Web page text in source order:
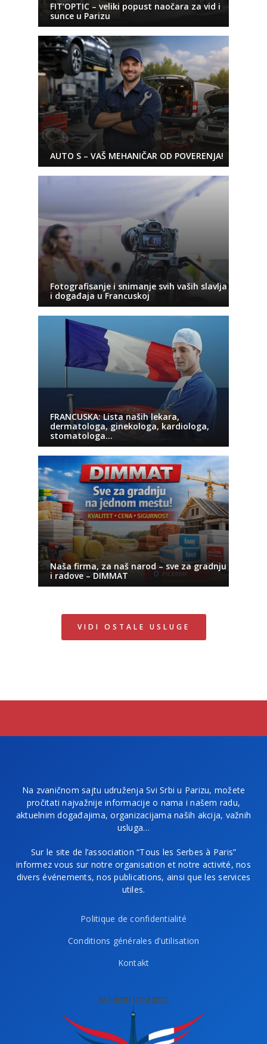
FIT’OPTIC – veliki popust naočara za vid i
sunce u Parizu
AUTO S – VAŠ MEHANIČAR OD POVERENJA!
Fotografisanje i snimanje svih vaših slavlja
i događaja u Francuskoj
FRANCUSKA: Lista naših lekara,
dermatologa, ginekologa, kardiologa,
stomatologa…
Naša firma, za naš narod – sve za gradnju
i radove – DIMMAT
VIDI OSTALE USLUGE
Na zvaničnom sajtu udruženja Svi Srbi u Parizu, možete
pročitati najvažnije informacije o nama i našem radu,
aktuelnim događajima, organizacijama naših akcija, važnih
usluga…
Sur le site de l’association “Tous les Serbes à Paris”
informez vous sur notre organisation et notre activité, nos
divers événements, nos publications, ainsi que les services
utiles.
Politique de confidentialité
Conditions générales d’utilisation
Kontakt